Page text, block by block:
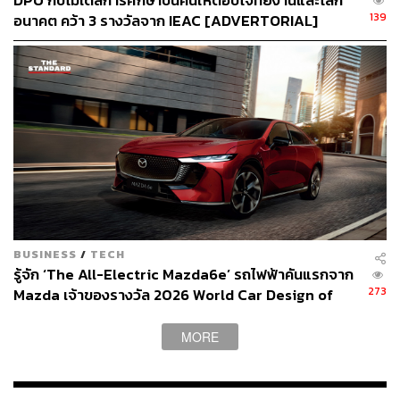
DISTINCTIVEความเป็นส่วนตัวกว่าที่เคย เอกสิทธิ์
เพียง 40 ครอบครัว แต่ใกล้กับแหล่งอำนวยความ
สะดวกที่หาแทบไม่ได้อีกแล้ว
ELEGANTความหรูหราที่มาจากความเรียบง่ายและ
การเลือกอย่างพิถีพิถันให้เหมาะกับทุกไลฟ์สไตล์ของทุก
คนในครอบครัว
กลายมาเป็น My Place, My Attitude บ้านเพื่อทุกความเป็น
ตัวเอง บ้านหรูที่สะท้อนตัวตนด้วยความประณีตทุกราย
ละเอียดที่แตกต่างและเป็นตัวเองอย่างลงตัว บนที่สุดของทำเล
CBD ฝั่งตะวันออก บางนา กม.5
เอกสิทธิ์เพียง 40 ครอบครัว 📍 พร้อมความเป็นส่วนตัวกว่าที่
เคย พร้อมคอนเซปต์และฟังก์ชันที่โดดเด่นไม่เหมือนใคร
การถ่ายทอดการเป็น ‘บ้านเพื่อทุกความเป็นตัวเอง’ ถูกตีความ
KM.5 ภายใต้ 4 องค์ประกอบ ได้แก่
อนาคต คว้า 3 รางวัลจาก IEAC [ADVERTORIAL]
139
BUSINESS / TECH
รู้จัก ‘The All-Electric Mazda6e’ รถไฟฟ้าคันแรกจาก
Mazda เจ้าของรางวัล 2026 World Car Design of
273
MORE